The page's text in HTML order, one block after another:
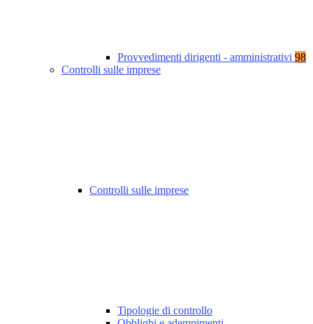
Provvedimenti dirigenti - amministrativi 98
Controlli sulle imprese
Controlli sulle imprese
Tipologie di controllo